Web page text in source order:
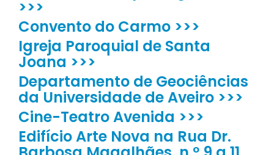
>>>
Convento do Carmo >>>
Igreja Paroquial de Santa
Joana >>>
Departamento de Geociências
da Universidade de Aveiro >>>
Cine-Teatro Avenida >>>
Edifício Arte Nova na Rua Dr.